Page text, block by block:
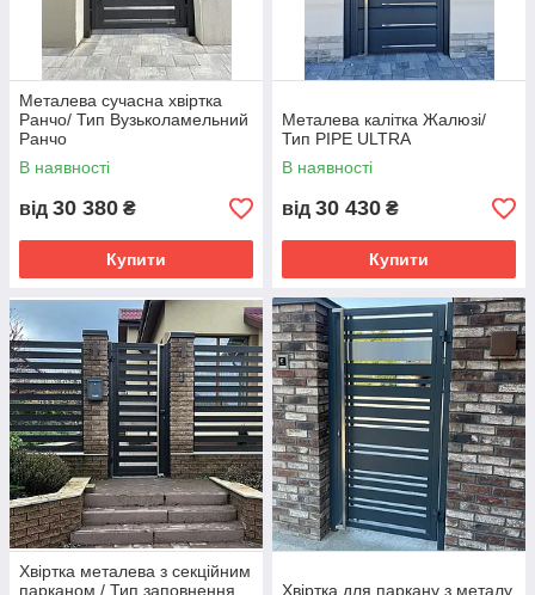
Металева сучасна хвіртка
Ранчо/ Тип Вузьколамельний
Ранчо
В наявності
від 30 380 ₴
Купити
Металева калітка Жалюзі/
Тип PIPE ULTRA
В наявності
від 30 430 ₴
Купити
Хвіртка металева з секційним
парканом / Тип заповнення
Хвіртка для паркану з металу